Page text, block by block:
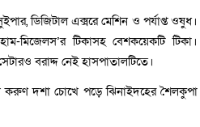
ডিজিটাল এক্সরে মেশিন ও পর্যাপ্ত ওষুধ।
মিজেলস’র টিকাসহ বেশকয়েকটি টিকা।
বরাদ্দ নেই হাসপাতালটিতে।
করুণ দশা চোখে পড়ে ঝিনাইদহের শৈলকুপা